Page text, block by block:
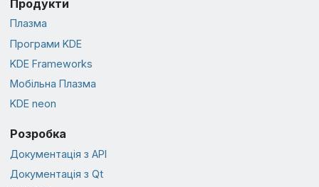
Продукти
Плазма
Програми KDE
KDE Frameworks
Мобільна Плазма
KDE neon
Розробка
Документація з API
Документація з Qt